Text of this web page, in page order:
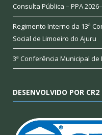
Consulta Pública – PPA
Regimento Interno da 13ª
Social de Limoeiro do Ajuru
3ª Conferência Municipal de
DESENVOLVIDO POR CR2